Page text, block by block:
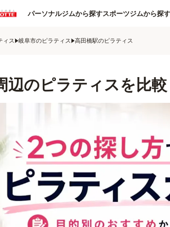
パーソナルジムから探すスポーツジムから探す
ィス 岐阜市のピラティス 高田橋駅のピラティス
辺のピラティスを比